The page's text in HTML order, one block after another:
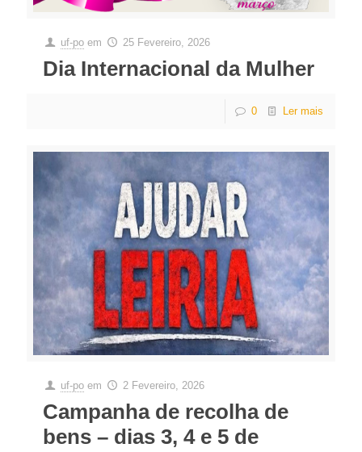
uf-po em 25 Fevereiro, 2026
Dia Internacional da Mulher
0 Ler mais
uf-po em 2 Fevereiro, 2026
Campanha de recolha de
bens – dias 3, 4 e 5 de